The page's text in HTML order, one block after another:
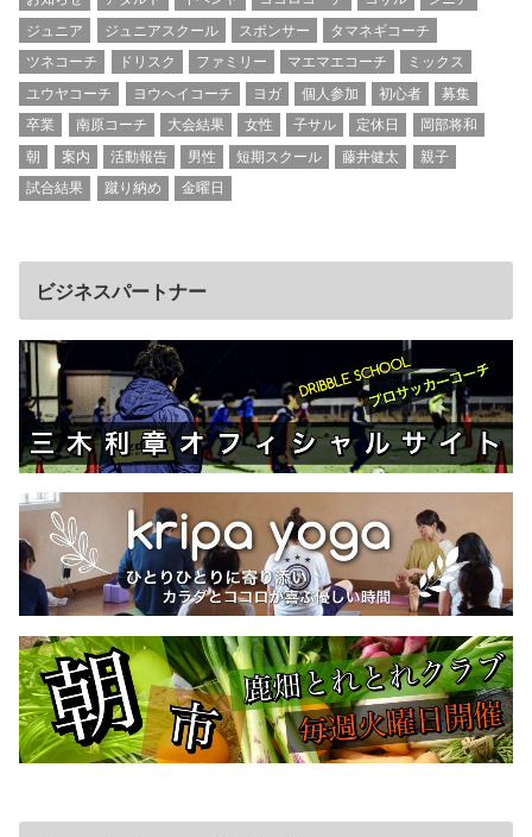
ジュニア
ジュニアスクール スポンサー
タマネギコーチ
ツネコーチ
ドリスク ファミリー マエマエコーチ
ミックス
ユウヤコーチ
ヨウヘイコーチ ヨガ 個人参加 初心者
募集
卒業
南原コーチ 大会結果 女性 子サル 定休日
岡部将和
朝
案内 活動報告 男性 短期スクール 藤井健太
親子
試合結果
蹴り納め 金曜日
ビジネスパートナー